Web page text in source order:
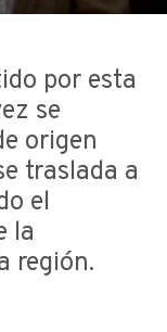
por esta
se
origen
traslada a
el
la
región.